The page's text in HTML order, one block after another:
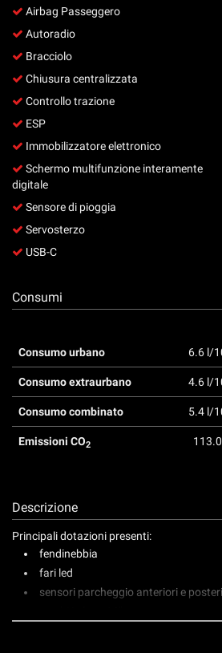
Airbag Passeggero
Autoradio
Bracciolo
Chiusura centralizzata
Controllo trazione
ESP
Immobilizzatore elettronico
Schermo multifunzione interamente
digitale
Sensore di pioggia
Servosterzo
USB-C
Consumi
Consumo urbano 6.6 l/
Consumo extraurbano 4.6 l/
Consumo combinato 5.4 l/
Emissioni CO2
Descrizione
Principali dotazioni presenti:
fendinebbia
fari led
sensori parcheggio anteriori e
questi
strumenti
tracciamento
si
rimanda
cookie
policy.
rivedere
e
modificare
le
scelte
momento.
Cookie necessari
Cookie per il miglioramento
Cookie analitici